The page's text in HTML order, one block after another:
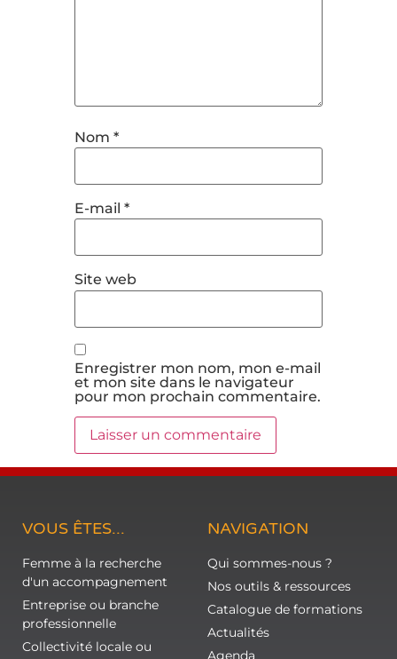
Nom *
E-mail *
Site web
Enregistrer mon nom, mon e-mail
et mon site dans le navigateur
pour mon prochain commentaire.
VOUS ÊTES...
Femme à la recherche
d'un accompagnement
Entreprise ou branche
professionnelle
Collectivité locale ou
NAVIGATION
Qui sommes-nous ?
Nos outils & ressources
Catalogue de formations
Actualités
Agenda